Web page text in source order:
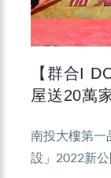
【群合I
屋送20萬
南投大樓第一
設」2022新